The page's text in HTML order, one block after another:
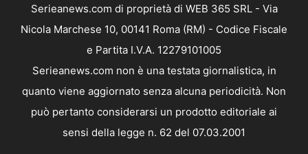
Serieanews.com di proprietà di WEB 365 SRL - Via
Nicola Marchese 10, 00141 Roma (RM) - Codice Fiscale
e Partita I.V.A. 12279101005
Serieanews.com non è una testata giornalistica, in
quanto viene aggiornato senza alcuna periodicità. Non
può pertanto considerarsi un prodotto editoriale ai
sensi della legge n. 62 del 07.03.2001